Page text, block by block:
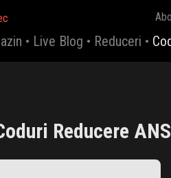
• Live Blog • Reduceri •
Reducere